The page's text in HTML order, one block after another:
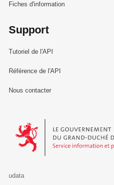
Fiches d'information
Support
Tutoriel de l'API
Référence de l'API
Nous contacter
Le Gouvernement du Grand-
udata